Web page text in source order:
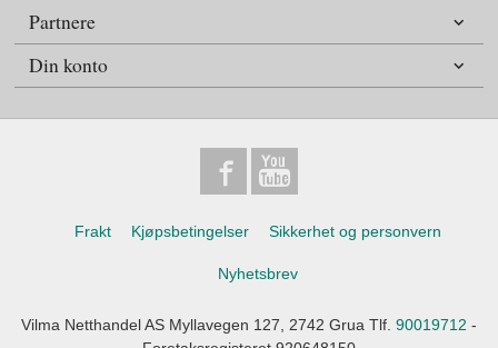
Partnere
Din konto
Frakt Kjøpsbetingelser Sikkerhet og personvern
Nyhetsbrev
Vilma Netthandel AS Myllavegen 127, 2742 Grua Tlf. 90019712 -